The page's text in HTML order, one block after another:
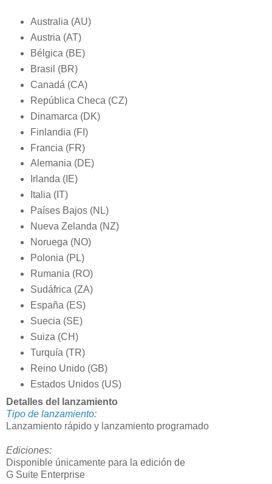
Australia (AU)
Austria (AT)
Bélgica (BE)
Brasil (BR)
Canadá (CA)
República Checa (CZ)
Dinamarca (DK)
Finlandia (FI)
Francia (FR)
Alemania (DE)
Irlanda (IE)
Italia (IT)
Países Bajos (NL)
Nueva Zelanda (NZ)
Noruega (NO)
Polonia (PL)
Rumania (RO)
Sudáfrica (ZA)
España (ES)
Suecia (SE)
Suiza (CH)
Turquía (TR)
Reino Unido (GB)
Estados Unidos (US)
Detalles del lanzamiento
Tipo de lanzamiento:
Lanzamiento rápido y lanzamiento programado
Ediciones:
Disponible únicamente para la edición de
G Suite Enterprise